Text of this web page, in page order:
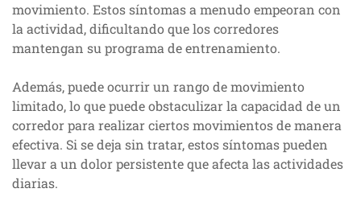
movimiento. Estos síntomas a menudo empeoran con
la actividad, dificultando que los corredores
mantengan su programa de entrenamiento.
Además, puede ocurrir un rango de movimiento
limitado, lo que puede obstaculizar la capacidad de un
corredor para realizar ciertos movimientos de manera
efectiva. Si se deja sin tratar, estos síntomas pueden
llevar a un dolor persistente que afecta las actividades
diarias.